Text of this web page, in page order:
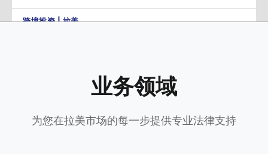
跨境投资 | 拉美
Lawshi助力凯众股份（603037.SH）完成墨西哥投
业务领域
为您在拉美市场的每一步提供专业法律支持